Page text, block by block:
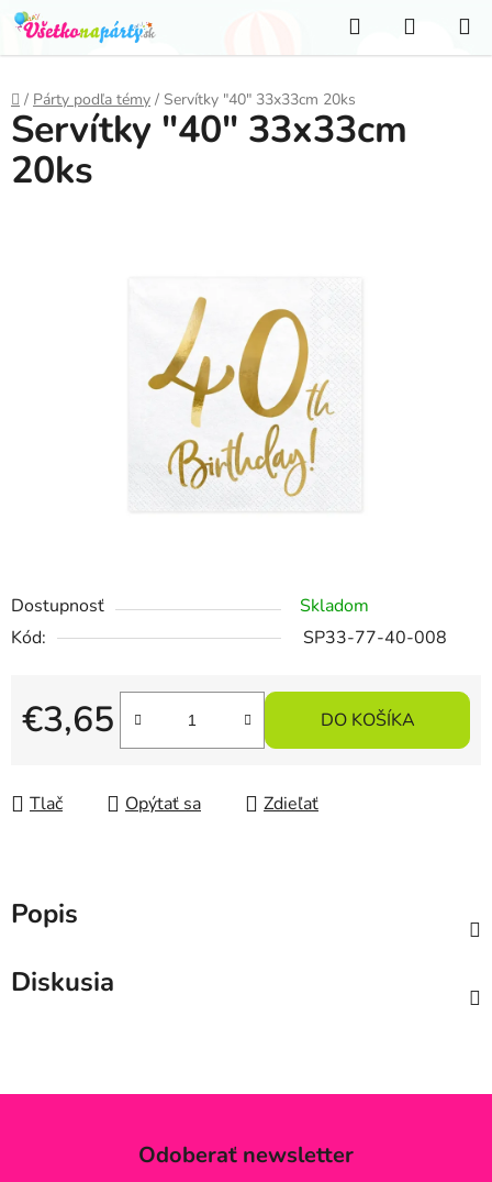
Prejsť
na
obsah
Hľadať
KOŠÍK
Domov
/ Párty podľa témy / Servítky "40" 33x33cm 20ks
Dostupnosť
Skladom
Kód:
SP33-77-40-008
€3,65
Jednotková cena:
DO KOŠÍKA
Tlač Opýtať sa Zdieľať
Servítky "40" 33x33cm
20ks
Popis
Diskusia
Odoberať newsletter